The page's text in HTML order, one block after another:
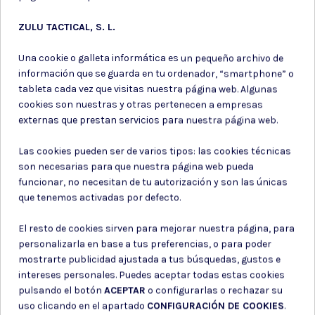
Utiles de
supervivencia
BOLSA ESTANCA NEGRA. 10
11,55 €
Utiles de
supervivencia
CINTA AISLANTE NEGRA 20
METROS
1,90 €
Suscríbete a nuestro boletín
ZULU TACTICAL, S. L.
Una cookie o galleta informática es un pequeño archivo de
información que se guarda en tu ordenador, “smartphone” o
tableta cada vez que visitas nuestra página web. Algunas
cookies son nuestras y otras pertenecen a empresas
externas que prestan servicios para nuestra página web.
Las cookies pueden ser de varios tipos: las cookies técnicas
son necesarias para que nuestra página web pueda
funcionar, no necesitan de tu autorización y son las únicas
que tenemos activadas por defecto.
El resto de cookies sirven para mejorar nuestra página, para
personalizarla en base a tus preferencias, o para poder
mostrarte publicidad ajustada a tus búsquedas, gustos e
intereses personales. Puedes aceptar todas estas cookies
pulsando el botón ACEPTAR o configurarlas o rechazar su
uso clicando en el apartado CONFIGURACIÓN DE COOKIES.